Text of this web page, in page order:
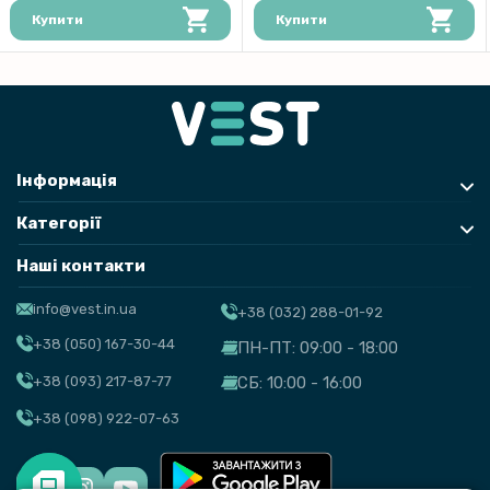
Купити Купити
Інформація
Категорії
Наші контакти
info@vest.in.ua
+38 (050) 167-30-44
+38 (093) 217-87-77
+38 (098) 922-07-63
+38 (032) 288-01-92
ПН-ПТ: 09:00 - 18:00
СБ: 10:00 - 16:00